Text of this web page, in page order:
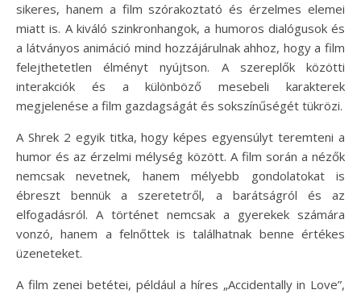
sikeres, hanem a film szórakoztató és érzelmes elemei
miatt is. A kiváló szinkronhangok, a humoros dialógusok és
a látványos animáció mind hozzájárulnak ahhoz, hogy a film
felejthetetlen élményt nyújtson. A szereplők közötti
interakciók és a különböző mesebeli karakterek
megjelenése a film gazdagságát és sokszínűségét tükrözi.
A Shrek 2 egyik titka, hogy képes egyensúlyt teremteni a
humor és az érzelmi mélység között. A film során a nézők
nemcsak nevetnek, hanem mélyebb gondolatokat is
ébreszt bennük a szeretetről, a barátságról és az
elfogadásról. A történet nemcsak a gyerekek számára
vonzó, hanem a felnőttek is találhatnak benne értékes
üzeneteket.
A film zenei betétei, például a híres „Accidentally in Love”,